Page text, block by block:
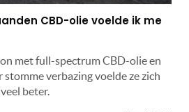
CBD-olie voelde ik me
met full-spectrum CBD-olie en
stomme verbazing voelde ze zich
beter.